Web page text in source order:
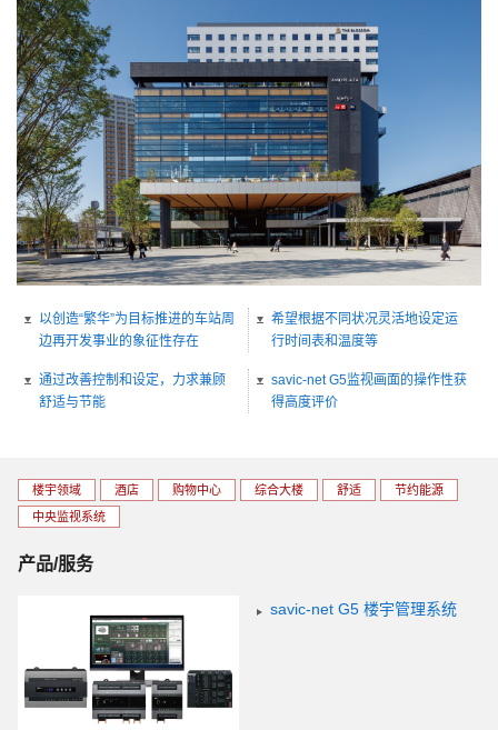
以创造“繁华”为目标推进的车站周
边再开发事业的象征性存在
希望根据不同状况灵活地设定运
行时间表和温度等
通过改善控制和设定，力求兼顾
舒适与节能
savic-net G5监视画面的操作性获
得高度评价
楼宇领域 酒店 购物中心 综合大楼 舒适
节约能源
中央监视系统
产品/服务
savic-net G5 楼宇管理系统